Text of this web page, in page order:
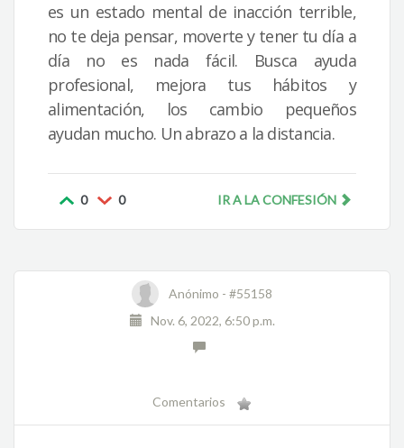
es un estado mental de inacción terrible,
no te deja pensar, moverte y tener tu día a
día no es nada fácil. Busca ayuda
profesional, mejora tus hábitos y
alimentación, los cambio pequeños
ayudan mucho. Un abrazo a la distancia.
0 0 IR A LA CONFESIÓN
Anónimo - #55158
Nov. 6, 2022, 6:50 p.m.
Comentarios